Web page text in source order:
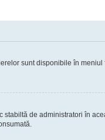
sunt disponibile în
stabiltă de administratori în